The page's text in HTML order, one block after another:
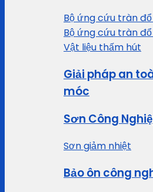
Bộ ứng cứu tràn
Bộ ứng cứu tràn
Vật liệu thấm hút
Giải pháp an
móc
Sơn Công
Sơn giảm nhiệt
Bảo ôn công